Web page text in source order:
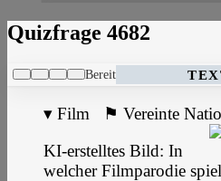
Quizfrage 4682
Bereit
▾ Film ⚑ Vereinte
KI-erstelltes Bild: In
welcher Filmparodie